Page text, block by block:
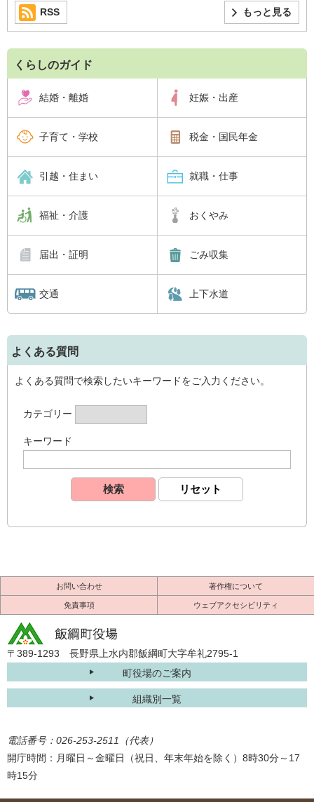
もっと見る
RSS
くらしのガイド
結婚・離婚 妊娠・出産
子育て・学校 税金・国民年金
引越・住まい 就職・仕事
福祉・介護 おくやみ
届出・証明 ごみ収集
交通 上下水道
よくある質問
よくある質問で検索したいキーワードをご入力ください。
カテゴリー
キーワード
お問い合わせ 著作権について
免責事項 ウェブアクセシビリティ
〒389-1293 長野県上水内郡飯綱町大字牟礼2795-1
町役場のご案内
組織別一覧
電話番号：026-253-2511（代表）
開庁時間：月曜日～金曜日（祝日、年末年始を除く）8時30分～17
時15分